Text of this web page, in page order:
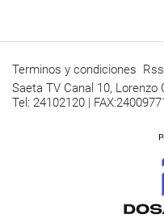
Terminos y condiciones Rss
Saeta TV Canal 10, Lorenzo
Tel: 24102120 |